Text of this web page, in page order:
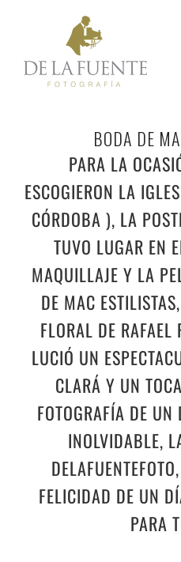
BODA DE
PARA LA
ESCOGIERON LA
CÓRDOBA ), LA
TUVO LUGAR EN
MAQUILLAJE Y LA
DE MAC
FLORAL DE
LUCIÓ UN
CLARÁ Y UN
FOTOGRAFÍA DE
INOLVIDABLE,
FELICIDAD DE UN
PARA